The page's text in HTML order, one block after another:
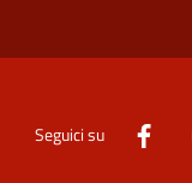
Seguici su